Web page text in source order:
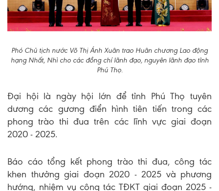
Phó Chủ tịch nước Võ Thị Ánh Xuân trao Huân chương Lao động
hạng Nhất, Nhì cho các đồng chí lãnh đạo, nguyên lãnh đạo tỉnh
Phú Thọ.
Đại hội là ngày hội lớn để tỉnh Phú Thọ tuyên
dương các gương điển hình tiên tiến trong các
phong trào thi đua trên các lĩnh vực giai đoạn
2020 - 2025.
Báo cáo tổng kết phong trào thi đua, công tác
khen thưởng giai đoạn 2020 - 2025 và phương
hướng, nhiệm vụ công tác TĐKT giai đoạn 2025 -